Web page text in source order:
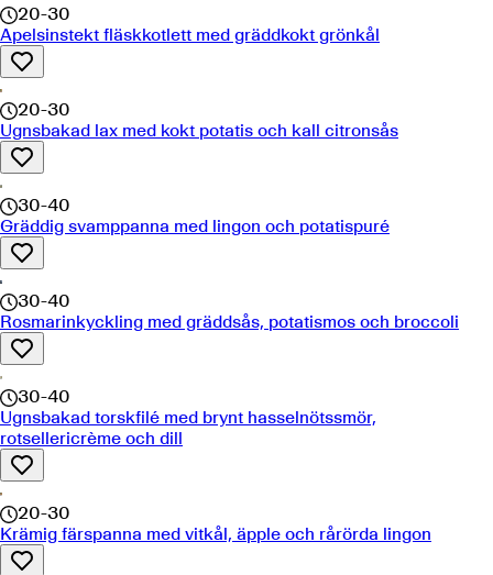
20-30
Apelsinstekt fläskkotlett med gräddkokt grönkål
20-30
Ugnsbakad lax med kokt potatis och kall citronsås
30-40
Gräddig svamppanna med lingon och potatispuré
30-40
Rosmarinkyckling med gräddsås, potatismos och broccoli
30-40
Ugnsbakad torskfilé med brynt hasselnötssmör,
rotsellericrème och dill
20-30
Krämig färspanna med vitkål, äpple och rårörda lingon